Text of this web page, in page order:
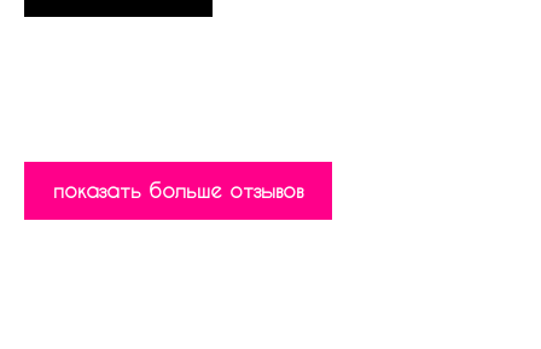
показать больше отзывов